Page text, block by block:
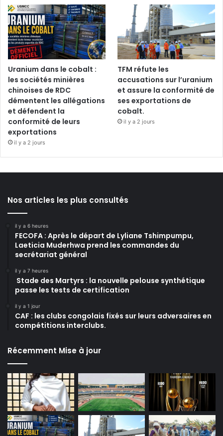
Uranium dans le cobalt :
les sociétés minières
chinoises de RDC
démentent les allégations
et défendent la
conformité de leurs
exportations
il y a 2 jours
TFM réfute les
accusations sur l’uranium
et assure la conformité de
ses exportations de
cobalt.
il y a 2 jours
Nos articles les plus consultés
il y a 6 heures
FECOFA : Après le départ de Lyliane Tshimpumpu,
Laeticia Muderhwa prend les commandes du
secrétariat général
il y a 7 heures
Stade des Martyrs : la nouvelle pelouse synthétique
passe les tests de certification
il y a 1 jour
CAF : les clubs congolais fixés sur leurs adversaires en
compétitions interclubs.
Récemment Mise à jour